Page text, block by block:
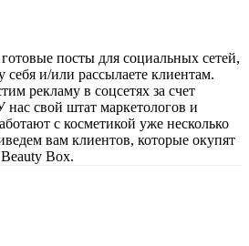
посты для социальных сетей,
себя и/или рассылаете клиентам.
рекламу в соцсетях за счет
нас свой штат маркетологов и
с косметикой уже несколько
вам клиентов, которые окупят
Box.